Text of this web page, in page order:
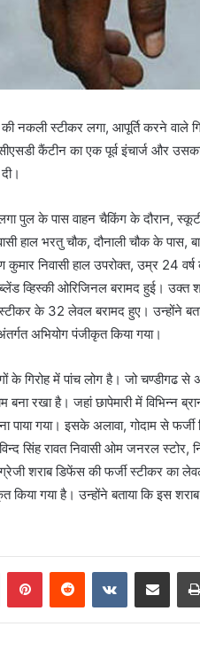
नकली स्टीकर लगा, आपूर्ति करने वाले
कैंटीन का एक पूर्व इंचार्ज और
पुल के पास वाहन चैकिंग के
हाल भरतु चौक, दौनाली चौक के पास,
निवासी हाल उपरोक्त, उम्र 24
व्हिस्की ओरिजिनल बरामद हुई। उक्त
के 32 लेवल बरामद हुए। उन्होंने
अभियोग पंजीकृत किया गया।
के गिरोह में पांच लोग है। जो चण्डीगढ
रखा है। जहां छापेमारी में विभिन्न
पाया गया। इसके अलावा, गोदाम से
सिंह रावत निवासी ओम जनरल स्टोर,
शराब डिफेंस की फर्जी स्टीकर का
गया है। उन्होंने बताया कि इस